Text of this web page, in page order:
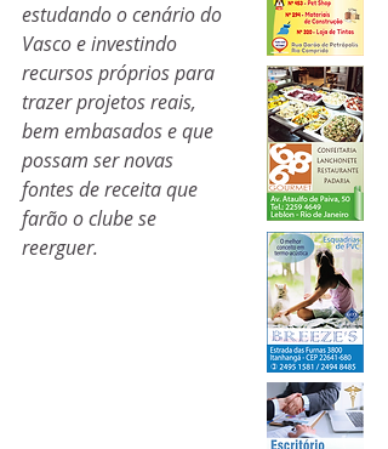
estudando o cenário do
Vasco e investindo
recursos próprios para
trazer projetos reais,
bem embasados e que
possam ser novas
fontes de receita que
farão o clube se
reerguer.